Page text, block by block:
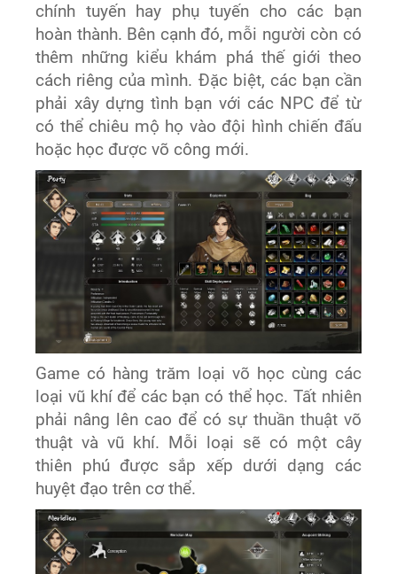
chính tuyến hay phụ tuyến cho các bạn
hoàn thành. Bên cạnh đó, mỗi người còn có
thêm những kiểu khám phá thế giới theo
cách riêng của mình. Đặc biệt, các bạn cần
phải xây dựng tình bạn với các NPC để từ
có thể chiêu mộ họ vào đội hình chiến đấu
hoặc học được võ công mới.
Game có hàng trăm loại võ học cùng các
loại vũ khí để các bạn có thể học. Tất nhiên
phải nâng lên cao để có sự thuần thuật võ
thuật và vũ khí. Mỗi loại sẽ có một cây
thiên phú được sắp xếp dưới dạng các
huyệt đạo trên cơ thể.